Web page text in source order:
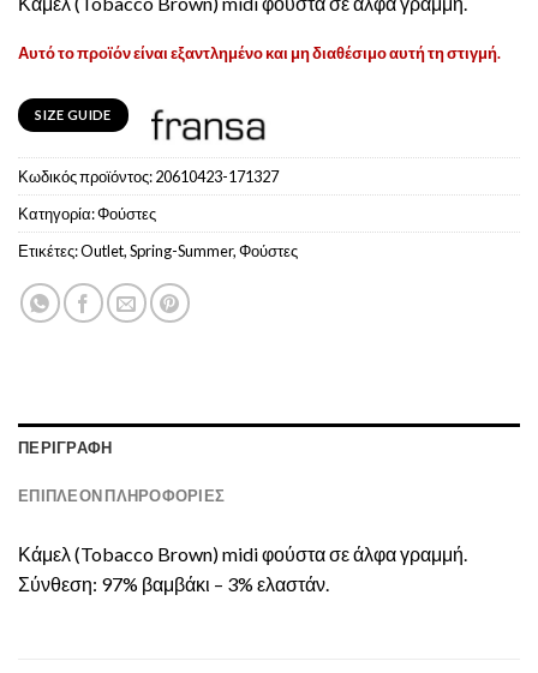
Αυτό το προϊόν είναι εξαντλημένο και μη διαθέσιμο αυτή τη στιγμή.
SIZE GUIDE
Κωδικός προϊόντος:20610423-171327
Κατηγορία:Φούστες
Ετικέτες:Outlet,Spring-Summer,Φούστες
ΠΕΡΙΓΡΑΦΉ
ΕΠΙΠΛΈΟΝ ΠΛΗΡΟΦΟΡΊΕΣ
Κάμελ (Tobacco Brown) midi φούστα σε άλφα γραμμή.
Σύνθεση: 97% βαμβάκι – 3% ελαστάν.